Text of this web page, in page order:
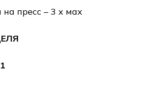
пресс – 3 х мах